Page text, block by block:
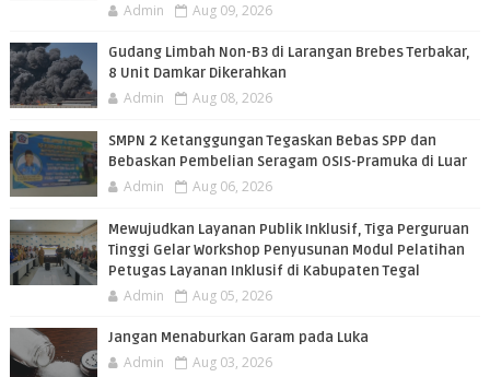
Admin Aug 09, 2026
​Gudang Limbah Non-B3 di Larangan Brebes Terbakar,
8 Unit Damkar Dikerahkan
Admin Aug 08, 2026
SMPN 2 Ketanggungan Tegaskan Bebas SPP dan
Bebaskan Pembelian Seragam OSIS-Pramuka di Luar
Admin Aug 06, 2026
​Mewujudkan Layanan Publik Inklusif, Tiga Perguruan
Tinggi Gelar Workshop Penyusunan Modul Pelatihan
Petugas Layanan Inklusif di Kabupaten Tegal
Admin Aug 05, 2026
Jangan Menaburkan Garam pada Luka
Admin Aug 03, 2026